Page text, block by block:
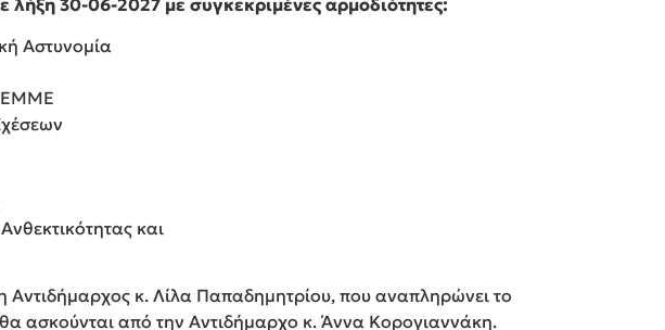
Αστυνομία
και
Αντιδήμαρχος κ. Λίλα Παπαδημητρίου, που αναπληρώνει το
ασκούνται από την Αντιδήμαρχο κ. Άννα Κορογιαννάκη.